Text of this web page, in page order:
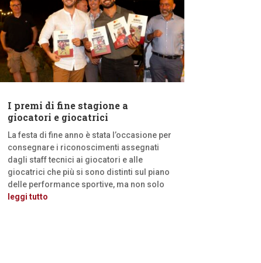
I premi di fine stagione a
giocatori e giocatrici
La festa di fine anno è stata l’occasione per
consegnare i riconoscimenti assegnati
dagli staff tecnici ai giocatori e alle
giocatrici che più si sono distinti sul piano
delle performance sportive, ma non solo
leggi tutto